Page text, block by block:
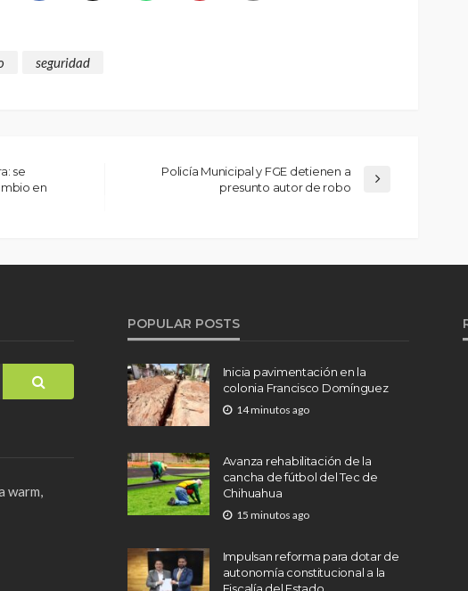
seguridad
se
en
Policía Municipal y FGE detienen a
presunto autor de robo
warm,
POPULAR POSTS
Inicia pavimentación en la
colonia Francisco Domínguez
14 minutos ago
Avanza rehabilitación de la
cancha de fútbol del Tec de
Chihuahua
15 minutos ago
Impulsan reforma para dotar de
autonomía constitucional a la